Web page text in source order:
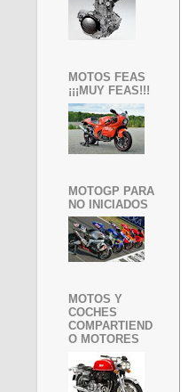
MOTOS FEAS
¡¡¡MUY FEAS!!!
MOTOGP PARA
NO INICIADOS
MOTOS Y
COCHES
COMPARTIEND
O MOTORES